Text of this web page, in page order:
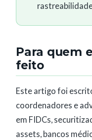
Para quem
feito
Este artigo foi
coordenadores e
em FIDCs,
assets, bancos